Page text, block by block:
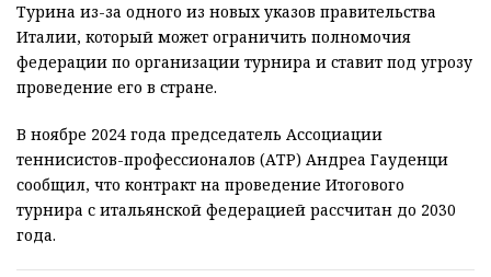
Турина из-за одного из новых указов правительства
Италии, который может ограничить полномочия
федерации по организации турнира и ставит под угрозу
проведение его в стране.
В ноябре 2024 года председатель Ассоциации
теннисистов-профессионалов (АТР) Андреа Гауденци
сообщил, что контракт на проведение Итогового
турнира с итальянской федерацией рассчитан до 2030
года.